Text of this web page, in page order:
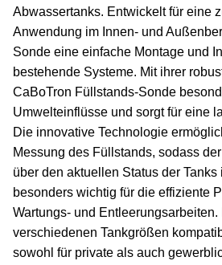
Abwassertanks. Entwickelt für eine
Anwendung im Innen- und
Sonde eine einfache Montage und
bestehende Systeme. Mit ihrer
CaBoTron Füllstands-Sonde
Umwelteinflüsse und sorgt für eine
Die innovative Technologie
Messung des Füllstands, sodass
über den aktuellen Status der
besonders wichtig für die effiziente
Wartungs- und
verschiedenen Tankgrößen
sowohl für private als auch